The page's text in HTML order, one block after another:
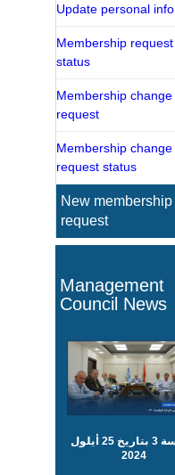
Update personal info.
Membership request
status
Membership change
request
Membership change
request status
New membership
request
Management
Council News
الجلسة 3 بتاريخ 25 أيلول
2024